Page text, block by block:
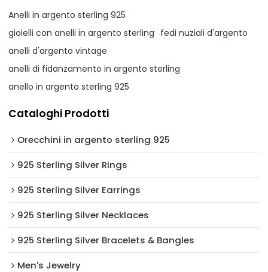
Anelli in argento sterling 925
gioielli con anelli in argento sterling fedi nuziali d'argento
anelli d'argento vintage
anelli di fidanzamento in argento sterling
anello in argento sterling 925
Cataloghi Prodotti
Orecchini in argento sterling 925
925 Sterling Silver Rings
925 Sterling Silver Earrings
925 Sterling Silver Necklaces
925 Sterling Silver Bracelets & Bangles
Men's Jewelry